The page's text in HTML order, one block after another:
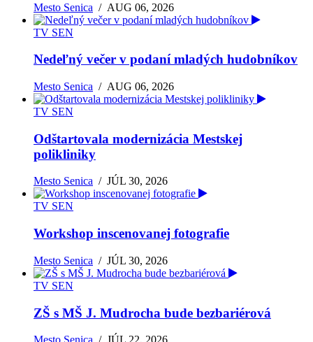
Mesto Senica /AUG 06, 2026
TV SEN
Nedeľný večer v podaní mladých hudobníkov
Mesto Senica /AUG 06, 2026
TV SEN
Odštartovala modernizácia Mestskej
polikliniky
Mesto Senica /JÚL 30, 2026
TV SEN
Workshop inscenovanej fotografie
Mesto Senica /JÚL 30, 2026
TV SEN
ZŠ s MŠ J. Mudrocha bude bezbariérová